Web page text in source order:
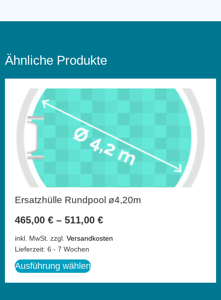
Ähnliche Produkte
Ersatzhülle Rundpool ø4,20m
465,00 € – 511,00 €
inkl. MwSt. zzgl. Versandkosten
Lieferzeit: 6 - 7 Wochen
Ausführung wählen